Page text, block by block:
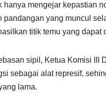
hanya mengejar kepastian
pandangan yang muncul
titik temu yang dapat
sipil, Ketua Komisi
sebagai alat represif,
lama.